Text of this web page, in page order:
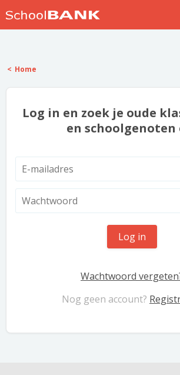
Help
Home
Log in en zoek je oude
en schoolgenoten
Log in
Wachtwoord
Nog geen account?